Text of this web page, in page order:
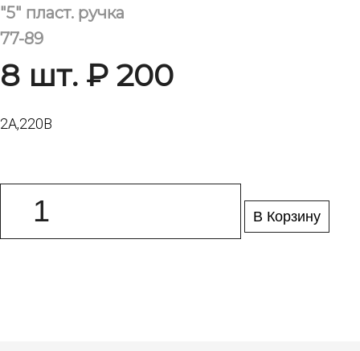
"5" пласт. ручка
77-89
8 шт. ₽ 200
2А,220В
В Корзину